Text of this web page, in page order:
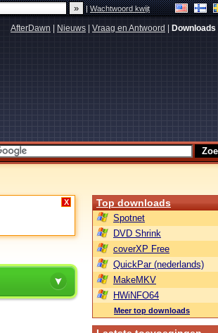
|Wachtwoord kwijt
AfterDawn Nieuws Vraag en Antwoord Downloads
X Top downloads
Spotnet
DVD Shrink
coverXP Free
QuickPar (nederlands)
MakeMKV
HWiNFO64
Meer top downloads